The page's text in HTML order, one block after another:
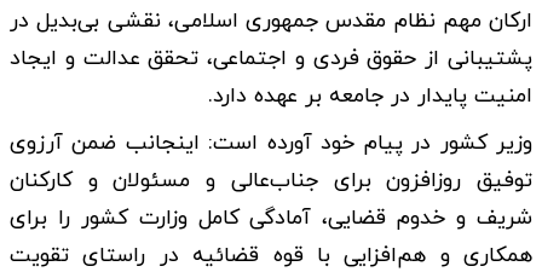
ارکان مهم نظام مقدس جمهوری اسلامی، نقشی بی‌بدیل در
پشتیبانی از حقوق فردی و اجتماعی، تحقق عدالت و ایجاد
امنیت پایدار در جامعه بر عهده دارد.
وزیر کشور در پیام خود آورده است: اینجانب ضمن آرزوی
توفیق روزافزون برای جناب‌عالی و مسئولان و کارکنان
شریف و خدوم قضایی، آمادگی کامل وزارت کشور را برای
همکاری و هم‌افزایی با قوه قضائیه در راستای تقویت